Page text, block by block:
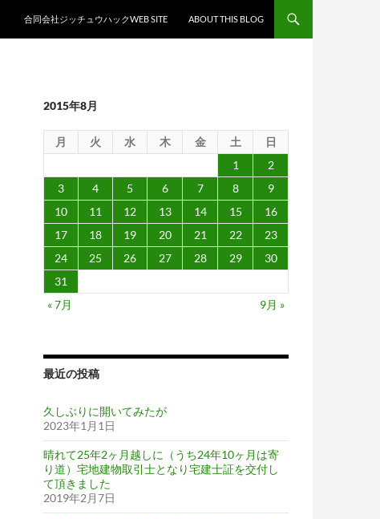
合同会社ジッチュウハックWEB SITE ABOUT THIS BLOG
2015年8月
月 火 水 木 金 土
日
1
2
3
4 5 6 7 8
9
10
11 12 13 14 15
16
17
18 19 20 21 22
23
24
25 26 27 28 29
30
31
« 7月
9月 »
最近の投稿
久しぶりに開いてみたが
2023年1月1日
晴れて25年2ヶ月越しに（うち24年10ヶ月は寄
り道）宅地建物取引士となり宅建士証を交付し
て頂きました
2019年2月7日